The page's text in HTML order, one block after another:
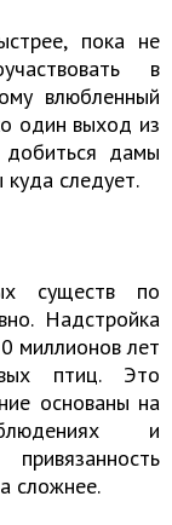
пока не
в
влюбленный
один выход из
добиться дамы
куда следует.
существ по
Надстройка
миллионов лет
птиц. Это
основаны на
и
сложнее.